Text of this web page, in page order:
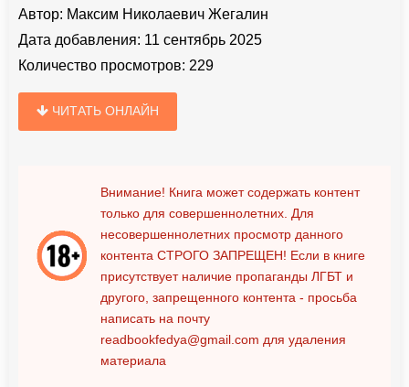
Автор: Максим Николаевич Жегалин
Дата добавления: 11 сентябрь 2025
Количество просмотров: 229
ЧИТАТЬ ОНЛАЙН
Внимание! Книга может содержать контент
только для совершеннолетних. Для
несовершеннолетних просмотр данного
контента СТРОГО ЗАПРЕЩЕН! Если в книге
присутствует наличие пропаганды ЛГБТ и
другого, запрещенного контента - просьба
написать на почту
readbookfedya@gmail.com для удаления
материала